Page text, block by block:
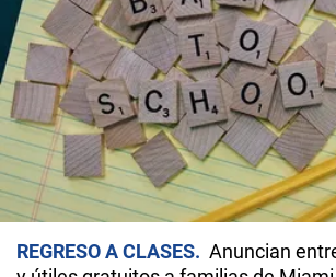
REGRESO A CLASES
Anuncian